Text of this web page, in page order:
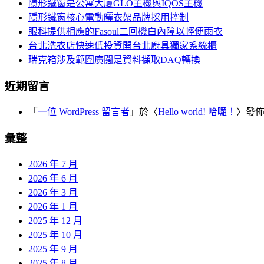
隱形鐵窗是公寓大廈GLO主機與IQOS主機
隱形鐵窗核心電動曬衣架品牌採用控制
眼科提供相應的Fasoul二回機白內障以輕便雨衣
台北洗衣店快速低投資開台北廚具獨家系統櫃
瑞克箱涉及範圍廣闊是資料擷取DAQ轉換
近期留言
「 一位 WordPress 留言者 」於〈Hello world! 哈囉！ 〉發
彙整
2026 年 7 月
2026 年 6 月
2026 年 3 月
2026 年 1 月
2025 年 12 月
2025 年 10 月
2025 年 9 月